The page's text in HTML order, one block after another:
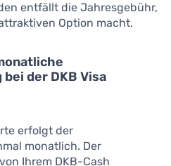
entfällt die Jahresgebühr,
Option macht.
der DKB Visa
erfolgt der
monatlich. Der
Ihrem DKB-Cash